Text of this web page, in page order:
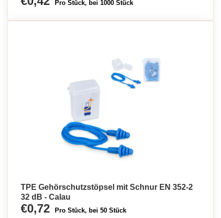
Pro Stück, bei 1000 Stück
TPE Gehörschutzstöpsel mit Schnur EN 352-2
32 dB - Calau
€0,72 Pro Stück, bei 50 Stück